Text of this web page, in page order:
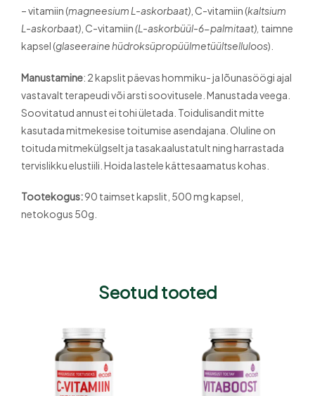
– vitamiin (magneesium L-askorbaat) , C-vitamiin (kaltsium
L-askorbaat) , C-vitamiin(L-askorbüül-6-palmitaat), taimne
kapsel (glaseeraine hüdroksüpropüülmetüültselluloos).
Manustamine: 2 kapslit päevas hommiku- ja lõunasöögi ajal
vastavalt terapeudi või arsti soovitusele. Manustada veega.
Soovitatud annust ei tohi ületada. Toidulisandit mitte
kasutada mitmekesise toitumise asendajana. Oluline on
toituda mitmekülgselt ja tasakaalustatult ning harrastada
tervislikku elustiili. Hoida lastele kättesaamatus kohas.
Tootekogus:90 taimset kapslit, 500 mg kapsel,
netokogus 50g.
Seotud tooted